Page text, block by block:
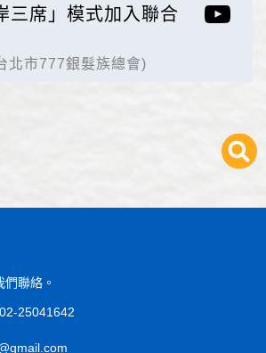
三席」模式加入聯合
北市777銀髮族總會)
聯絡。
25041642